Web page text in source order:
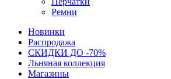
Ремни
Новинки
Распродажа
СКИДКИ ДО -70%
Льняная коллекция
Магазины